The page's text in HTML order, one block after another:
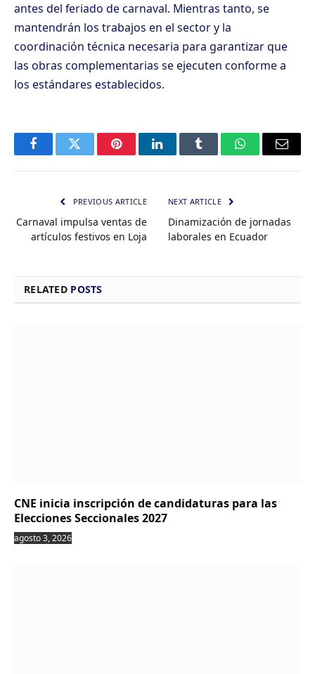
antes del feriado de carnaval. Mientras tanto, se
mantendrán los trabajos en el sector y la
coordinación técnica necesaria para garantizar que
las obras complementarias se ejecuten conforme a
los estándares establecidos.
FacebookTwitter PinterestLinkedInTumblr WhatsAppEmail
PREVIOUS ARTICLE
Carnaval impulsa ventas de
artículos festivos en Loja
NEXT ARTICLE
Dinamización de jornadas
laborales en Ecuador
RELATED POSTS
CNE inicia inscripción de candidaturas para las
Elecciones Seccionales 2027
agosto 3, 2026